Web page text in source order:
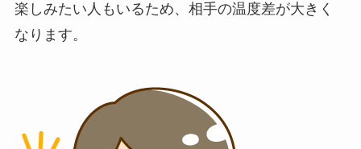
楽しみたい人もいるため、相手の温度差が大きく
なります。